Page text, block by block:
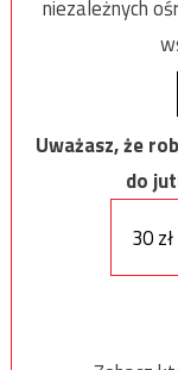
niezależnych
Uważasz, że
do
30 zł